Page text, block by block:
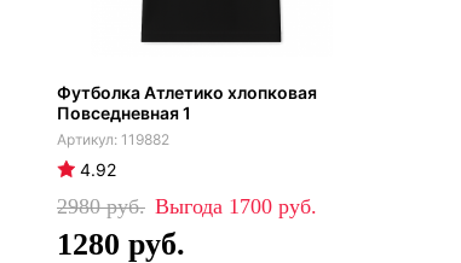
Футболка Атлетико хлопковая
Повседневная 1
119882
4.92
2980 1700
1280